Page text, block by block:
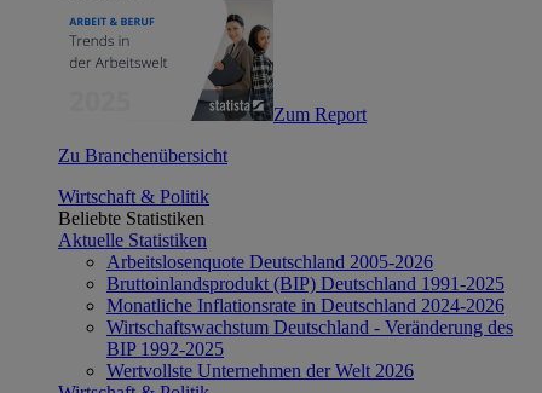
Zum Report
Zu Branchenübersicht
Wirtschaft & Politik
Beliebte Statistiken
Aktuelle Statistiken
Arbeitslosenquote Deutschland 2005-2026
Bruttoinlandsprodukt (BIP) Deutschland 1991-2025
Monatliche Inflationsrate in Deutschland 2024-2026
Wirtschaftswachstum Deutschland - Veränderung des
BIP 1992-2025
Wertvollste Unternehmen der Welt 2026